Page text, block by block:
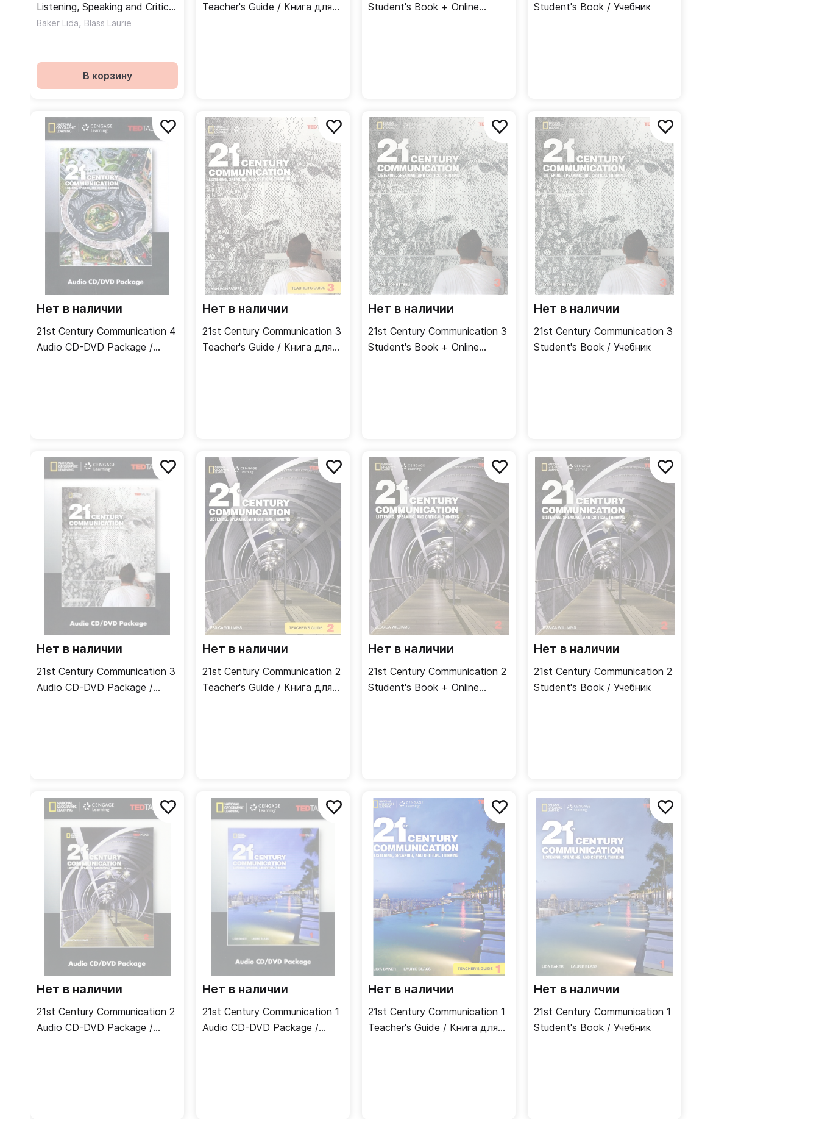
Listening, Speaking and Critical
Thinking. Student Book 1
Baker Lida, Blass Laurie
В корзину
Teacher's Guide / Книга для
Student's Book + Online
Student's Book / Учебник
Нет в наличии
21st Century Communication 4
Audio CD-DVD Package /
Нет в наличии
21st Century Communication 3
Teacher's Guide / Книга для
Нет в наличии
21st Century Communication 3
Student's Book + Online
Нет в наличии
21st Century Communication 3
Student's Book / Учебник
Нет в наличии
21st Century Communication 3
Audio CD-DVD Package /
Нет в наличии
21st Century Communication 2
Teacher's Guide / Книга для
Нет в наличии
21st Century Communication 2
Student's Book + Online
Нет в наличии
21st Century Communication 2
Student's Book / Учебник
Нет в наличии
21st Century Communication 2
Audio CD-DVD Package /
Нет в наличии
21st Century Communication 1
Audio CD-DVD Package /
Нет в наличии
21st Century Communication 1
Teacher's Guide / Книга для
Нет в наличии
21st Century Communication 1
Student's Book / Учебник